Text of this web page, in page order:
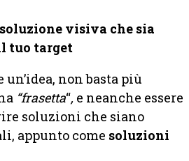
visiva che sia
tuo target
non basta più
“frasetta“, e neanche essere
soluzioni che siano
appunto come soluzioni